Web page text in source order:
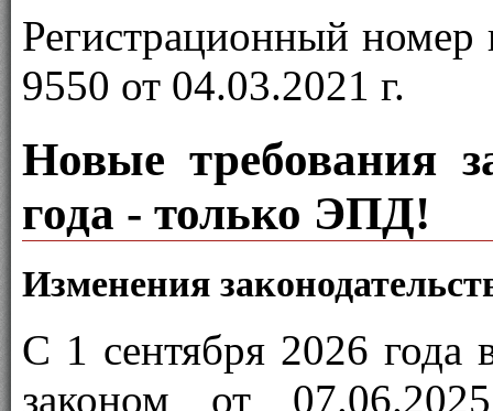
Регистрационный
9550 от 04.03.2021 г.
Новые требования
года - только ЭПД!
Изменения
С 1 сентября 2026 года
законом от